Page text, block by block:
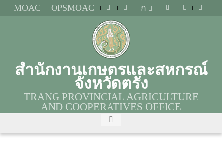
MOAC OPSMOAC ก
สำนักงานเกษตรและสหกรณ์
จังหวัดตรัง
TRANG PROVINCIAL AGRICULTURE
AND COOPERATIVES OFFICE